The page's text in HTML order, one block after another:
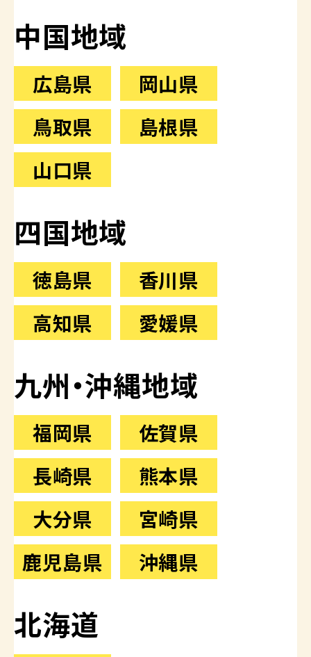
中国地域
広島県
岡山県
鳥取県
島根県
山口県
四国地域
徳島県
香川県
高知県
愛媛県
九州・沖縄地域
福岡県
佐賀県
長崎県
熊本県
大分県
宮崎県
鹿児島県
沖縄県
北海道